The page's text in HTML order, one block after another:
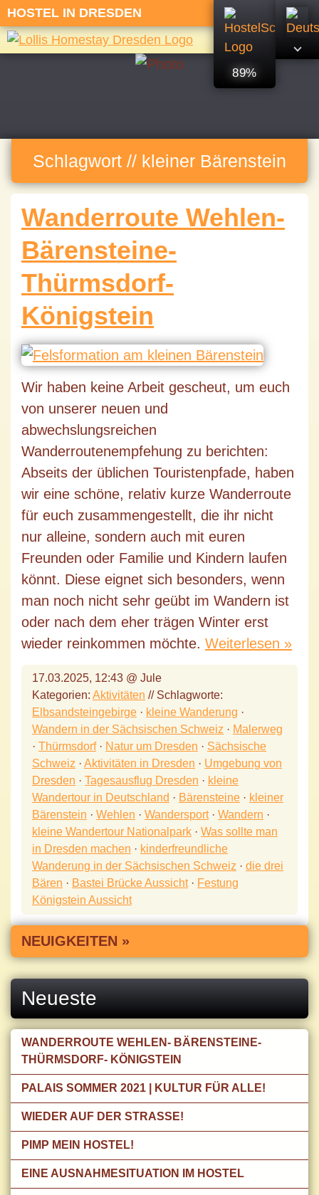
HOSTEL IN DRESDEN
89%
Schlagwort // kleiner Bärenstein
Wanderroute Wehlen-
Bärensteine-
Thürmsdorf-
Königstein
Wir haben keine Arbeit gescheut, um euch
von unserer neuen und
abwechslungsreichen
Wanderroutenempfehung zu berichten:
Abseits der üblichen Touristenpfade, haben
wir eine schöne, relativ kurze Wanderroute
für euch zusammengestellt, die ihr nicht
nur alleine, sondern auch mit euren
Freunden oder Familie und Kindern laufen
könnt. Diese eignet sich besonders, wenn
man noch nicht sehr geübt im Wandern ist
oder nach dem eher trägen Winter erst
wieder reinkommen möchte. Weiterlesen »
17.03.2025, 12:43 @ Jule
Kategorien: Aktivitäten // Schlagworte:
Elbsandsteingebirge · kleine Wanderung ·
Wandern in der Sächsischen Schweiz · Malerweg
· Thürmsdorf· Natur um Dresden · Sächsische
Schweiz · Aktivitäten in Dresden · Umgebung von
Dresden · Tagesausflug Dresden · kleine
Wandertour in Deutschland · Bärensteine · kleiner
Bärenstein · Wehlen · Wandersport· Wandern ·
kleine Wandertour Nationalpark · Was sollte man
in Dresden machen · kinderfreundliche
Wanderung in der Sächsischen Schweiz · die drei
Bären · Bastei Brücke Aussicht· Festung
Königstein Aussicht
NEUIGKEITEN »
Neueste
WANDERROUTE WEHLEN- BÄRENSTEINE-
THÜRMSDORF- KÖNIGSTEIN
PALAIS SOMMER 2021 | KULTUR FÜR ALLE!
WIEDER AUF DER STRASSE!
PIMP MEIN HOSTEL!
EINE AUSNAHMESITUATION IM HOSTEL